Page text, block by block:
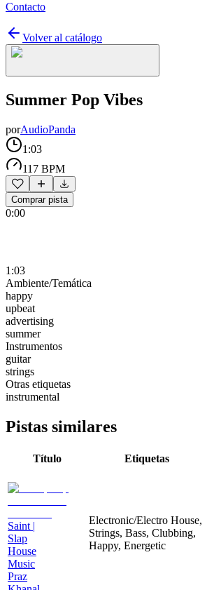
Contacto
Volver al catálogo
Summer Pop Vibes
porAudioPanda
1:03
117 BPM
Comprar pista
0:00
1:03
Ambiente/Temática
happy
upbeat
advertising
summer
Instrumentos
guitar
strings
Otras etiquetas
instrumental
Pistas similares
Título Etiquetas
Saint |
Slap
House
Music
Praz
Electronic/Electro House,
Strings, Bass, Clubbing,
Happy, Energetic